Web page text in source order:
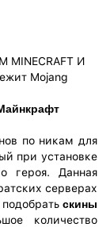
И
Mojang
по никам для
при установке
героя. Данная
серверах
скины
количество